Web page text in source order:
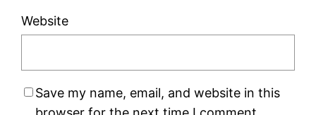
Website
Save my name, email, and website in this